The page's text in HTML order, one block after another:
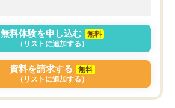
無料体験を申し込む
無料
（リストに追加する）
資料を請求する
無料
（リストに追加する）